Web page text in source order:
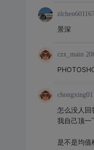
景深
czx_main
chongxing01
怎么没人回
我自己顶一
是不是均值